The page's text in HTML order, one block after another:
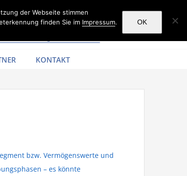
KONTAKT
bzw. Vermögenswerte und
– es könnte
der Webseite stimmen
finden Sie im Impressum. OK